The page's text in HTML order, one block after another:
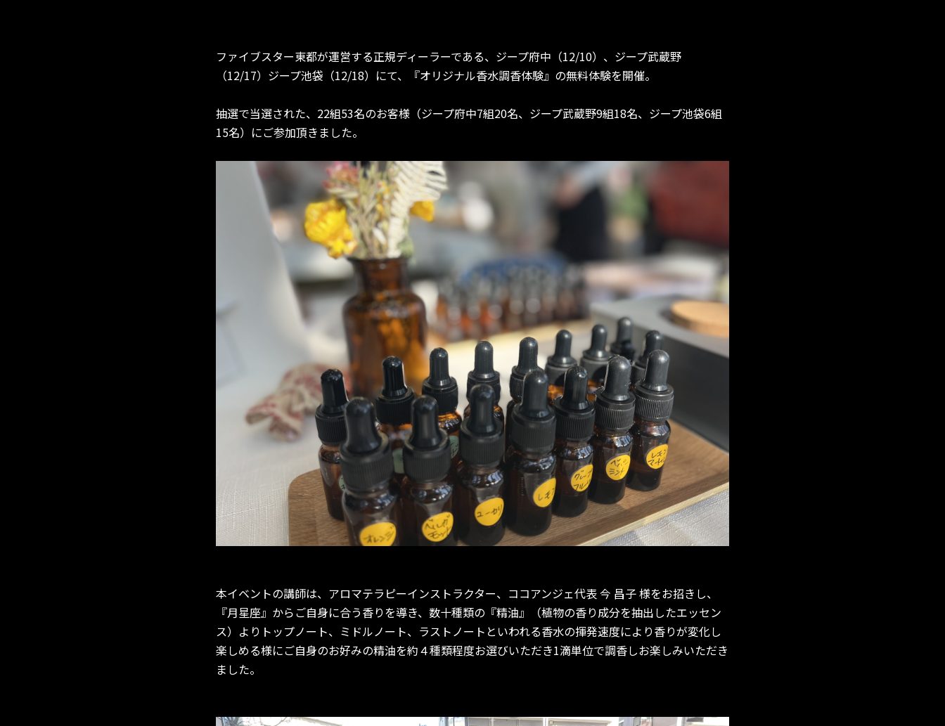
ファイブスター東都が運営する正規ディーラーである、ジープ府中（12/10）、ジープ武蔵野
（12/17）ジープ池袋（12/18）にて、『オリジナル香水調香体験』の無料体験を開催。
抽選で当選された、22組53名のお客様（ジープ府中7組20名、ジープ武蔵野9組18名、ジープ池袋6組
15名）にご参加頂きました。
本イベントの講師は、アロマテラピーインストラクター、ココアンジェ代表 今 昌子 様をお招きし、
『月星座』からご自身に合う香りを導き、数十種類の『精油』（植物の香り成分を抽出したエッセン
ス）よりトップノート、ミドルノート、ラストノートといわれる香水の揮発速度により香りが変化し
楽しめる様にご自身のお好みの精油を約４種類程度お選びいただき1滴単位で調香しお楽しみいただき
ました。